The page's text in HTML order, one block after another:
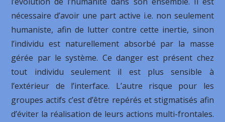
nécessaire d’avoir une part active i.e. non seulement
humaniste, afin de lutter contre cette inertie, sinon
l’individu est naturellement absorbé par la masse
gérée par le système. Ce danger est présent chez
tout individu seulement il est plus sensible à
l’extérieur de l’interface. L’autre risque pour les
groupes actifs c’est d’être repérés et stigmatisés afin
d’éviter la réalisation de leurs actions multi-frontales.